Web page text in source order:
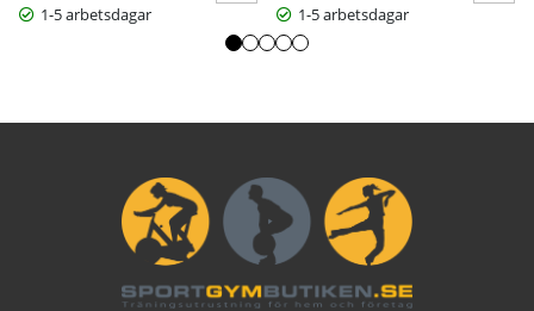
1-5 arbetsdagar
1-5 arbetsdagar